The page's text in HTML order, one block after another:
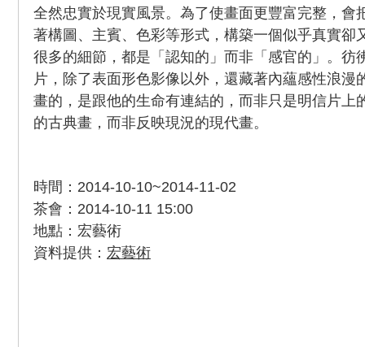
全然忠實於現實風景。為了使畫面更豐富完整，會
著構圖、主賓、色彩等形式，構築一個似乎真實卻
很多的細節，都是「認知的」而非「感官的」。彷
片，除了表面形色影像以外，還藏著內蘊感性浪漫
畫的，是跟他的生命有連結的，而非只是明信片上
的古典畫，而非反映現況的現代畫。
時間：2014-10-10~2014-11-02
茶會：2014-10-11 15:00
地點：宏藝術
資料提供： 宏藝術